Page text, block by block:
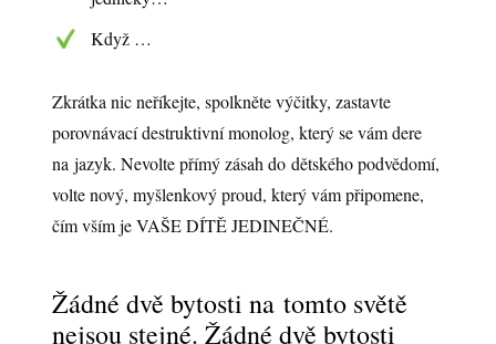
Když …
Zkrátka nic neříkejte, spolkněte výčitky, zastavte
porovnávací destruktivní monolog, který se vám dere
na jazyk. Nevolte přímý zásah do dětského podvědomí,
volte nový, myšlenkový proud, který vám připomene,
čím vším je VAŠE DÍTĚ JEDINEČNÉ.
Žádné dvě bytosti na tomto světě
nejsou stejné. Žádné dvě bytosti